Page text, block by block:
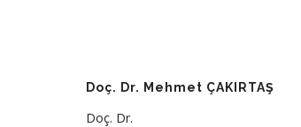
Doç. Dr. Mehmet ÇAKIRTAŞ
Doç. Dr.